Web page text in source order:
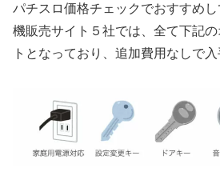
パチスロ価格チェックでおすすめ
機販売サイト５社では、全て下記
トとなっており、追加費用なしで入